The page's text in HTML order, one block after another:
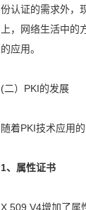
份认证的需求外，
上，网络生活中
的应用。
(二）PKI的发展
随着PKI技术应用
1、属性证书
X.509 V4增加了属